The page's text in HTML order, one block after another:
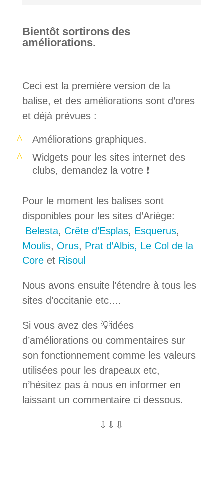
Bientôt sortirons des
améliorations.
Ceci est la première version de la
balise, et des améliorations sont d’ores
et déjà prévues :
Améliorations graphiques.
Widgets pour les sites internet des
clubs, demandez la votre ❗️
Pour le moment les balises sont
disponibles pour les sites d’Ariège:
Belesta, Crête d’Esplas, Esquerus,
Moulis, Orus, Prat d’Albis, Le Col de la
Coreet Risoul
Nous avons ensuite l’étendre à tous les
sites d’occitanie etc….
Si vous avez des 💡idées
d’améliorations ou commentaires sur
son fonctionnement comme les valeurs
utilisées pour les drapeaux etc,
n’hésitez pas à nous en informer en
laissant un commentaire ci dessous.
⇩⇩⇩